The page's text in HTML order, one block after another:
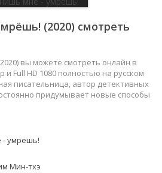
(2020) смотреть
вы можете смотреть онлайн в
и Full HD 1080 полностью на русском
писательница, автор детективных
придумывает новые способы
умрёшь!
Мин-тхэ